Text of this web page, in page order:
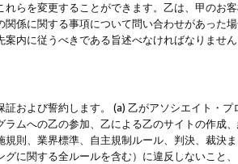
れらを変更することができます。乙は、甲のお
関係に関する事項について問い合わせがあった
案内に従うべきである旨述べなければなりませ
証および誓約します。 (a) 乙がアソシエイト・
ラムへの乙の参加、乙による乙のサイトの作成
規則、業界標準、自主規制ルール、判決、裁決
グに関する全ルールを含む）に違反しないこと